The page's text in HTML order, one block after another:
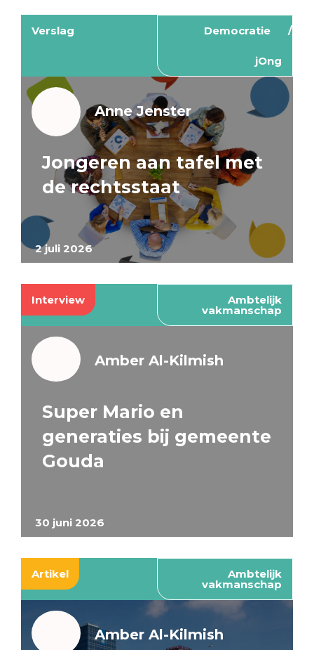
Verslag Democratie
jOng
2 juli 2026
Anne Jenster
Jongeren aan tafel met
de rechtsstaat
Interview Ambtelijk
vakmanschap
30 juni 2026
Amber Al-Kilmish
Super Mario en
generaties bij gemeente
Gouda
Artikel Ambtelijk
vakmanschap
Amber Al-Kilmish